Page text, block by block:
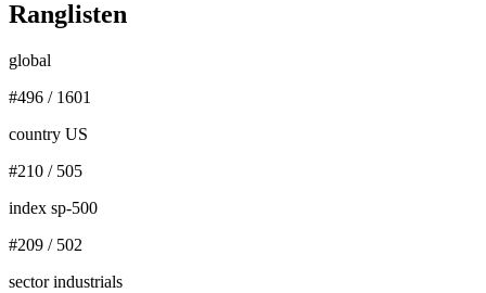
Ranglisten
global
#496 / 1601
country US
#210 / 505
index sp-500
#209 / 502
sector industrials